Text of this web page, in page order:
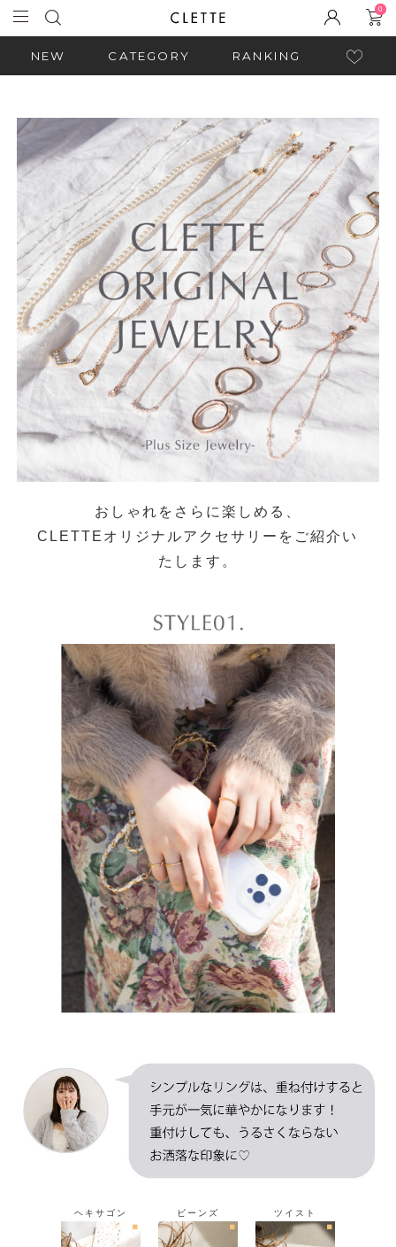
0
NEW CATEGORY RANKING
おしゃれをさらに楽しめる、
CLETTEオリジナルアクセサリーをご紹介い
たします。
ヘキサゴン ビーンズ ツイスト